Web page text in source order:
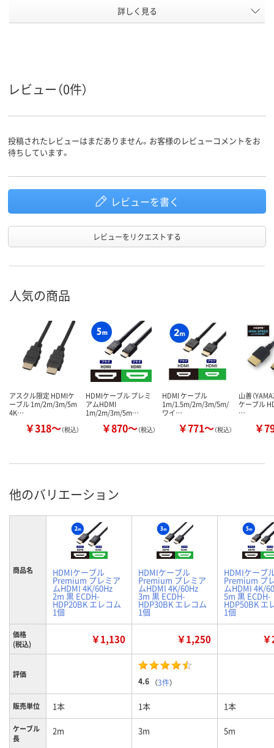
20
詳しく見る
レビュー（0件）
投稿されたレビューはまだありません。お客様のレビューコメントをお
待ちしています。
レビューを書く
レビューをリクエストする
人気の商品
アスクル限定 HDMIケ
ーブル 1m/2m/3m/5m
4K…
￥318～（税込）
HDMIケーブル プレミ
アムHDMI
1m/2m/3m/5m…
￥870～（税込）
HDMI ケーブル
1m/1.5m/2m/3m/5m/
ワイ…
￥771～（税込）
山善（
ケーブル
…
￥
他のバリエーション
商品名 HDMIケーブル
Premium プレミア
ムHDMI 4K/60Hz
2m 黒 ECDH-
HDP20BK エレコム
1個
HDMIケーブル
Premium プレミア
ムHDMI 4K/60Hz
3m 黒 ECDH-
HDP30BK エレコム
1個
HDMIケーブ
Premium プ
ムHDMI 4K/
5m 黒 ECDH-
HDP50BK エ
1個
価格
(税込)
￥1,130 ￥1,250
評価
4.6 （3件）
販売単位 1本 1本 1本
ケーブル
長
2m 3m 5m